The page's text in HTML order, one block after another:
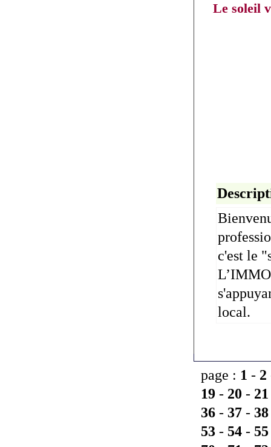
Le soleil
c'est le
local.
page : 1 - 2
19 - 20 - 21
36 - 37 - 38
53 - 54 - 55